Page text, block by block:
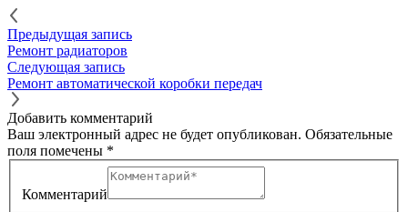
Предыдущая запись
Ремонт радиаторов
Следующая запись
Ремонт автоматической коробки передач
Добавить комментарий
Ваш электронный адрес не будет опубликован. Обязательные
поля помечены *
Комментарий